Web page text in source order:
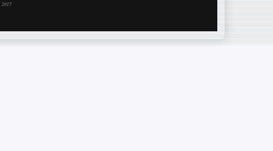
2017